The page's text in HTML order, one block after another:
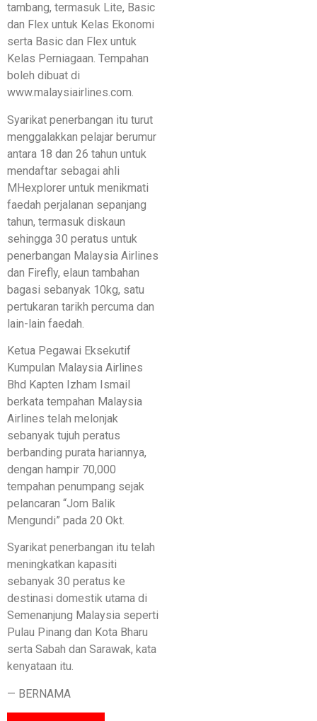
tambang, termasuk Lite, Basic
dan Flex untuk Kelas Ekonomi
serta Basic dan Flex untuk
Kelas Perniagaan. Tempahan
boleh dibuat di
www.malaysiairlines.com.
Syarikat penerbangan itu turut
menggalakkan pelajar berumur
antara 18 dan 26 tahun untuk
mendaftar sebagai ahli
MHexplorer untuk menikmati
faedah perjalanan sepanjang
tahun, termasuk diskaun
sehingga 30 peratus untuk
penerbangan Malaysia Airlines
dan Firefly, elaun tambahan
bagasi sebanyak 10kg, satu
pertukaran tarikh percuma dan
lain-lain faedah.
Ketua Pegawai Eksekutif
Kumpulan Malaysia Airlines
Bhd Kapten Izham Ismail
berkata tempahan Malaysia
Airlines telah melonjak
sebanyak tujuh peratus
berbanding purata hariannya,
dengan hampir 70,000
tempahan penumpang sejak
pelancaran “Jom Balik
Mengundi” pada 20 Okt.
Syarikat penerbangan itu telah
meningkatkan kapasiti
sebanyak 30 peratus ke
destinasi domestik utama di
Semenanjung Malaysia seperti
Pulau Pinang dan Kota Bharu
serta Sabah dan Sarawak, kata
kenyataan itu.
— BERNAMA